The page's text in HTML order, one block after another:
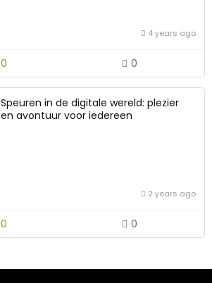
4 years ago
0 0
Speuren in de digitale wereld: plezier
en avontuur voor iedereen
2 years ago
0 0